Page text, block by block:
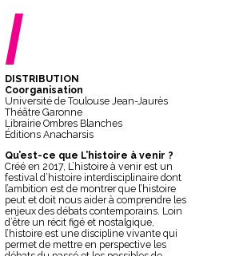
/
DISTRIBUTION
Coorganisation
Université de Toulouse Jean-Jaurès
Théâtre Garonne
Librairie Ombres Blanches
Éditions Anacharsis
Qu’est-ce que L’histoire à venir ?
Créé en 2017, L’histoire à venir est un
festival d’histoire interdisciplinaire dont
l’ambition est de montrer que l’histoire
peut et doit nous aider à comprendre les
enjeux des débats contemporains. Loin
d’être un récit figé et nostalgique,
l’histoire est une discipline vivante qui
permet de mettre en perspective les